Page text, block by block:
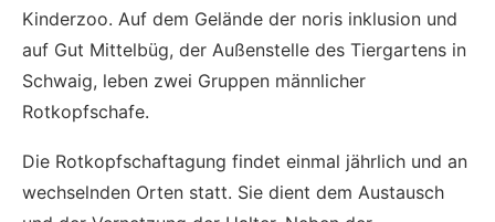
Kinderzoo. Auf dem Gelände der noris inklusion und
auf Gut Mittelbüg, der Außenstelle des Tiergartens in
Schwaig, leben zwei Gruppen männlicher
Rotkopfschafe.
Die Rotkopfschaftagung findet einmal jährlich und an
wechselnden Orten statt. Sie dient dem Austausch